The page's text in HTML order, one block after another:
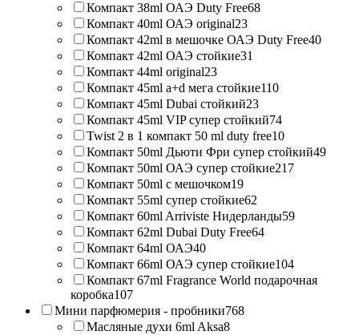
Компакт 38ml ОАЭ Duty Free68
Компакт 40ml ОАЭ original23
Компакт 42ml в мешочке ОАЭ Duty Free40
Компакт 42ml ОАЭ стойкие31
Компакт 44ml original23
Компакт 45ml a+d мега стойкие110
Компакт 45ml Dubai стойкий23
Компакт 45ml VIP супер стойкий74
Twist 2 в 1 компакт 50 ml duty free10
Компакт 50ml Дьюти Фри супер стойкий49
Компакт 50ml ОАЭ супер стойкие217
Компакт 50ml с мешочком19
Компакт 55ml супер стойкие62
Компакт 60ml Arriviste Нидерланды59
Компакт 62ml Dubai Duty Free64
Компакт 64ml ОАЭ40
Компакт 66ml ОАЭ супер стойкие104
Компакт 67ml Fragrance World подарочная
коробка107
Мини парфюмерия - пробники768
Масляные духи 6ml Aksa8